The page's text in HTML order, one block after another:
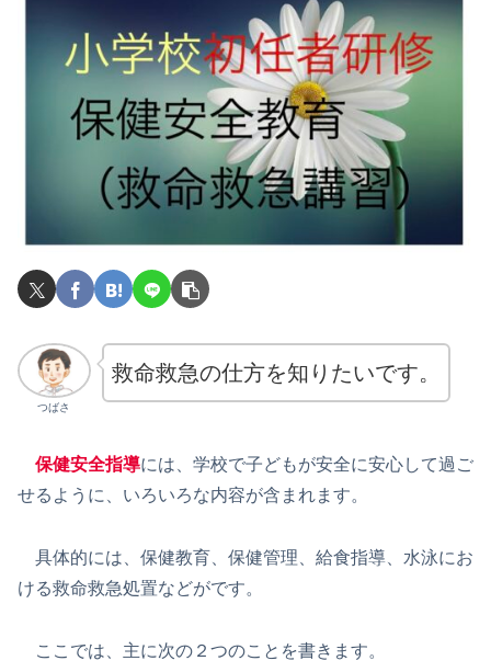
つばさ
救命救急の仕方を知りたいです。
保健安全指導には、学校で子どもが安全に安心して過ご
せるように、いろいろな内容が含まれます。
具体的には、保健教育、保健管理、給食指導、水泳にお
ける救命救急処置などがです。
ここでは、主に次の２つのことを書きます。